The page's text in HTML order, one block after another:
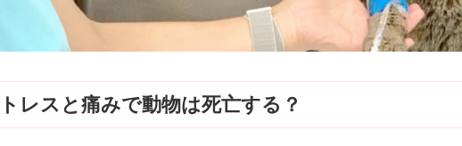
レスと痛みで動物は死亡する？